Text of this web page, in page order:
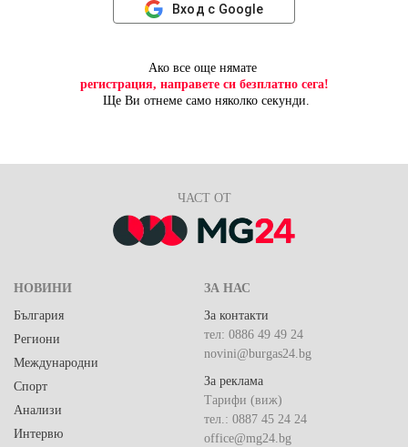
Вход с Google
Ако все още нямате
регистрация, направете си безплатно сега!
Ще Ви отнеме само няколко секунди.
ЧАСТ ОТ
НОВИНИ
България
Региони
Международни
Спорт
Анализи
Интервю
ЗА НАС
За контакти
тел: 0886 49 49 24
novini@burgas24.bg
За реклама
Тарифи (виж)
тел.: 0887 45 24 24
office@mg24.bg